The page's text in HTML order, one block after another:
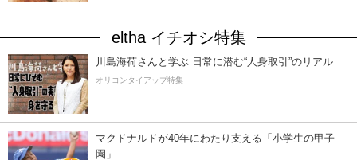
eltha イチオシ特集
川島海荷さんと学ぶ 日常に潜む“人身取引”のリアル
オリコンタイアップ特集
マクドナルドが40年にわたり支える「小学生の甲子
園」